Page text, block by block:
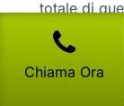
totale di
che ci sia
settori.La
metodi più
anche gli
Chiama Ora